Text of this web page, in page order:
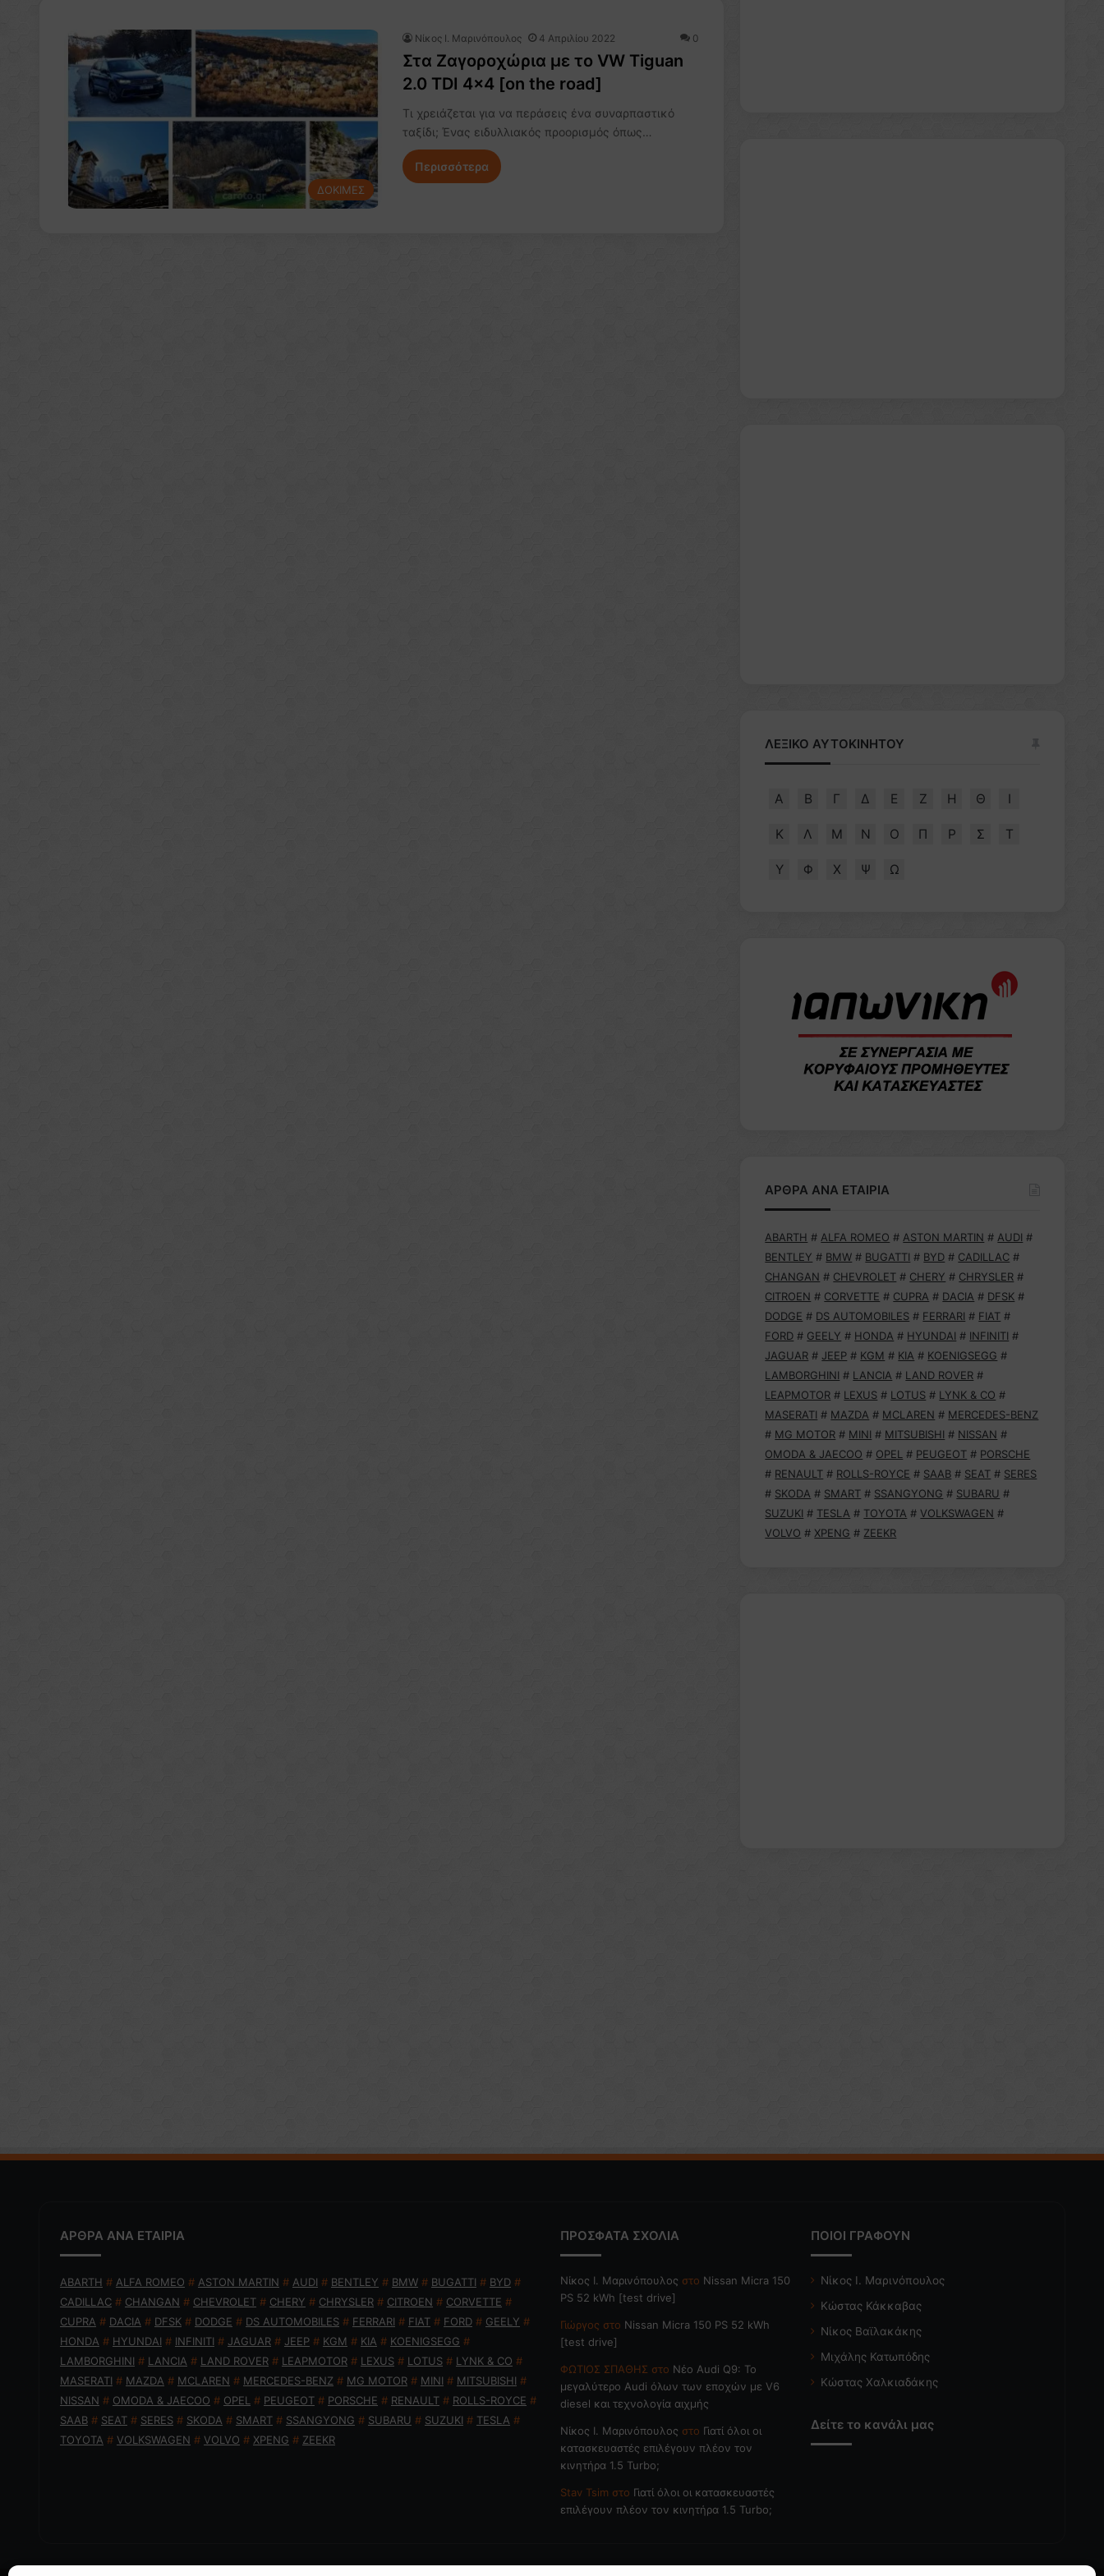
ΔΟΚΙΜΕΣ
Nίκος Ι. Mαρινόπουλος 4 Απριλίου 2022 0
Στα Ζαγοροχώρια με το VW Tiguan
2.0 TDI 4×4 [on the road]
Τι χρειάζεται για να περάσεις ένα συναρπαστικό
ταξίδι; Ένας ειδυλλιακός προορισμός όπως…
Περισσότερα
ΛΕΞΙΚΟ ΑΥΤΟΚΙΝΗΤΟΥ
Α Β Γ Δ Ε Ζ Η Θ Ι
Κ Λ Μ Ν Ο Π Ρ Σ Τ
Υ Φ Χ Ψ Ω
ΑΡΘΡΑ ΑΝΑ ΕΤΑΙΡΙΑ
ABARTH # ALFA ROMEO # ASTON MARTIN # AUDI #
BENTLEY # BMW # BUGATTI # BYD # CADILLAC #
CHANGAN # CHEVROLET # CHERY # CHRYSLER #
CITROEN # CORVETTE # CUPRA # DACIA # DFSK #
DODGE # DS AUTOMOBILES # FERRARI # FIAT #
FORD # GEELY # HONDA # HYUNDAI # INFINITI #
JAGUAR # JEEP # KGM # KIA # KOENIGSEGG #
LAMBORGHINI # LANCIA # LAND ROVER #
LEAPMOTOR # LEXUS # LOTUS # LYNK & CO #
MASERATI # MAZDA # MCLAREN # MERCEDES-BENZ
# MG MOTOR # MINI # MITSUBISHI # NISSAN #
OMODA & JAECOO # OPEL # PEUGEOT # PORSCHE
# RENAULT # ROLLS-ROYCE # SAAB # SEAT # SERES
# SKODA # SMART # SSANGYONG # SUBARU #
SUZUKI # TESLA # TOYOTA # VOLKSWAGEN #
VOLVO # XPENG # ZEEKR
ΑΡΘΡΑ ΑΝΑ ΕΤΑΙΡΙΑ
ABARTH # ALFA ROMEO # ASTON MARTIN # AUDI # BENTLEY # BMW # BUGATTI # BYD #
CADILLAC # CHANGAN # CHEVROLET # CHERY # CHRYSLER # CITROEN # CORVETTE #
CUPRA # DACIA # DFSK # DODGE # DS AUTOMOBILES # FERRARI # FIAT # FORD # GEELY #
HONDA # HYUNDAI # INFINITI # JAGUAR # JEEP # KGM # KIA # KOENIGSEGG #
LAMBORGHINI # LANCIA # LAND ROVER # LEAPMOTOR # LEXUS # LOTUS # LYNK & CO #
MASERATI # MAZDA # MCLAREN # MERCEDES-BENZ # MG MOTOR # MINI # MITSUBISHI #
NISSAN # OMODA & JAECOO # OPEL # PEUGEOT # PORSCHE # RENAULT # ROLLS-ROYCE #
SAAB # SEAT # SERES # SKODA # SMART # SSANGYONG # SUBARU # SUZUKI # TESLA #
TOYOTA # VOLKSWAGEN # VOLVO # XPENG # ZEEKR
ΠΡΟΣΦΑΤΑ ΣΧΟΛΙΑ
Nίκος Ι. Mαρινόπουλος στο Nissan Micra 150
PS 52 kWh [test drive]
Γιώργος στο Nissan Micra 150 PS 52 kWh
[test drive]
ΦΩΤΙΟΣ ΣΠΑΘΗΣ στο Νέο Audi Q9: Το
μεγαλύτερο Audi όλων των εποχών με V6
diesel και τεχνολογία αιχμής
Nίκος Ι. Mαρινόπουλος στο Γιατί όλοι οι
κατασκευαστές επιλέγουν πλέον τον
κινητήρα 1.5 Turbo;
Stav Tsim στο Γιατί όλοι οι κατασκευαστές
επιλέγουν πλέον τον κινητήρα 1.5 Turbo;
ΠΟΙΟΙ ΓΡΑΦΟΥΝ
Νίκος Ι. Μαρινόπουλος
Κώστας Κάκκαβας
Νίκος Βαϊλακάκης
Μιχάλης Κατωπόδης
Κώστας Χαλκιαδάκης
Δείτε το κανάλι μας